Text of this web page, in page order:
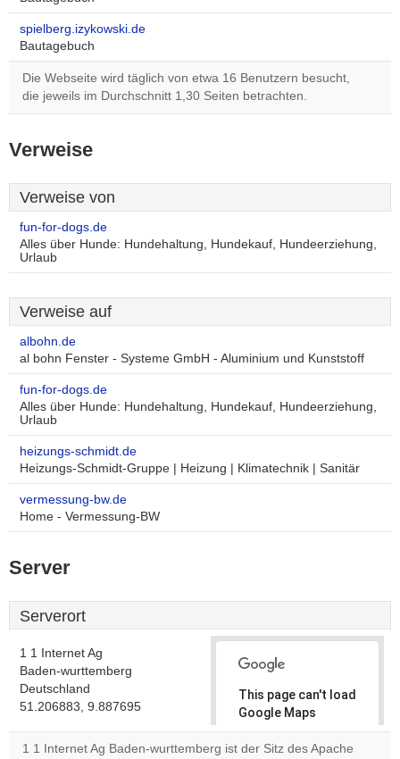
spielberg.izykowski.de
Bautagebuch
Die Webseite wird täglich von etwa 16 Benutzern besucht,
die jeweils im Durchschnitt 1,30 Seiten betrachten.
Verweise
Verweise von
fun-for-dogs.de
Alles über Hunde: Hundehaltung, Hundekauf, Hundeerziehung,
Urlaub
Verweise auf
albohn.de
al bohn Fenster - Systeme GmbH - Aluminium und Kunststoff
fun-for-dogs.de
Alles über Hunde: Hundehaltung, Hundekauf, Hundeerziehung,
Urlaub
heizungs-schmidt.de
Heizungs-Schmidt-Gruppe | Heizung | Klimatechnik | Sanitär
vermessung-bw.de
Home - Vermessung-BW
Server
Serverort
1 1 Internet Ag
Baden-wurttemberg
Deutschland
51.206883, 9.887695
This page can't load
Google Maps
correctly.
1 1 Internet Ag Baden-wurttemberg ist der Sitz des Apache